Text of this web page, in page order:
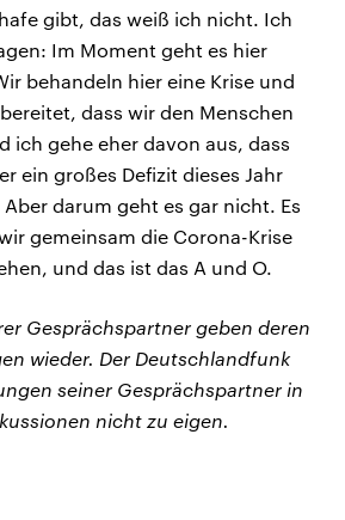
gibt, das weiß ich nicht. Ich
Im Moment geht es hier
behandeln hier eine Krise und
dass wir den Menschen
ich gehe eher davon aus, dass
ein großes Defizit dieses Jahr
darum geht es gar nicht. Es
gemeinsam die Corona-Krise
und das ist das A und O.
Gesprächspartner geben deren
wieder. Der Deutschlandfunk
seiner Gesprächspartner in
nicht zu eigen.